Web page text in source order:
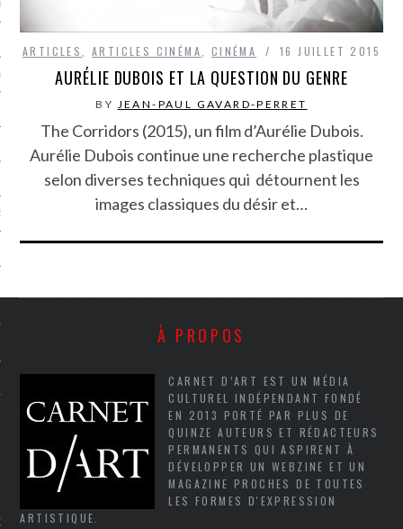
GUERRE
EN VOD
ARTICLES ARTICLES CINÉMA CINÉMA 16 JUILLET 2015
AURÉLIE DUBOIS ET LA QUESTION DU GENRE
BY JEAN-PAUL GAVARD-PERRET
The Corridors (2015), un film d’Aurélie Dubois.
Aurélie Dubois continue une recherche plastique
selon diverses techniques qui détournent les
images classiques du désir et…
À PROPOS
CARNET D’ART EST UN MÉDIA
CULTUREL INDÉPENDANT FONDÉ
EN 2013 PORTÉ PAR PLUS DE
QUINZE AUTEURS ET RÉDACTEURS
PERMANENTS QUI ASPIRENT À
DÉVELOPPER UN WEBZINE ET UN
MAGAZINE PROCHES DE TOUTES
LES FORMES D'EXPRESSION
ARTISTIQUE.